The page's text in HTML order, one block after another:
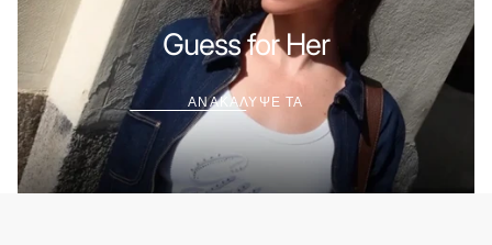
Guess for Her
ΑΝΑΚΑΛΥΨΕ ΤΑ
ΑΝΑΚΑΛΥΨΕ
ΤΑ